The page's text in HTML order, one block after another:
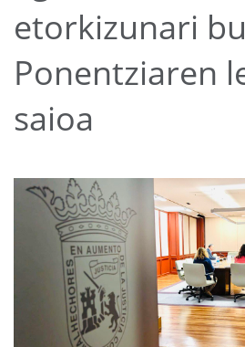
etorkizunari
Ponentziaren
saioa